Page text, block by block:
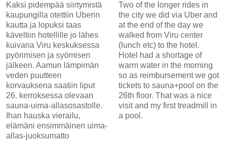
Kaksi pidempää siirtymistä
kaupungilla otettiin Uberin
kautta ja lopuksi taas
käveltiin hotellille jo lähes
kuivana Viru keskuksessa
pyörimisen ja syömisen
jälkeen. Aamun lämpimän
veden puutteen
korvauksena saatiin liput
26. kerroksessa olevaan
sauna-uima-allasosastolle.
Ihan hauska vierailu,
elämäni ensimmäinen uima-
allas-juoksumatto
Two of the longer rides in
the city we did via Uber and
at the end of the day we
walked from Viru center
(lunch etc) to the hotel.
Hotel had a shortage of
warm water in the morning
so as reimbursement we got
tickets to sauna+pool on the
26th floor. That was a nice
visit and my first treadmill in
a pool.